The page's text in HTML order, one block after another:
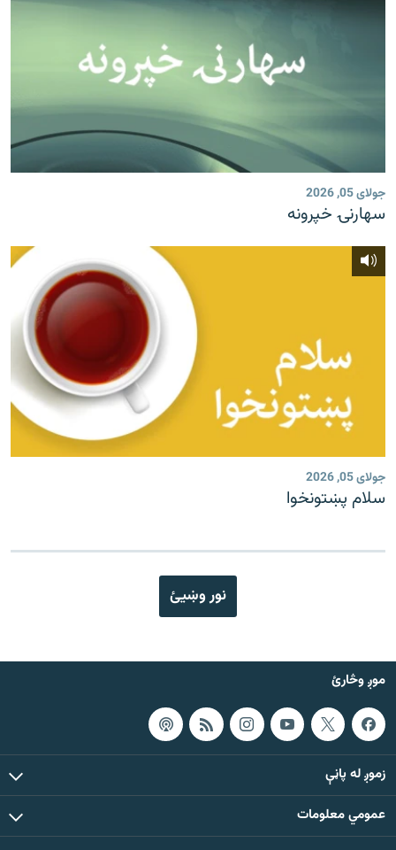
جولای 05, 2026
سهارنۍ خپرونه
جولای 05, 2026
سلام پښتونخوا
نور وښیئ
موږ وڅارئ
زموږ له پاڼې
عمومي معلومات